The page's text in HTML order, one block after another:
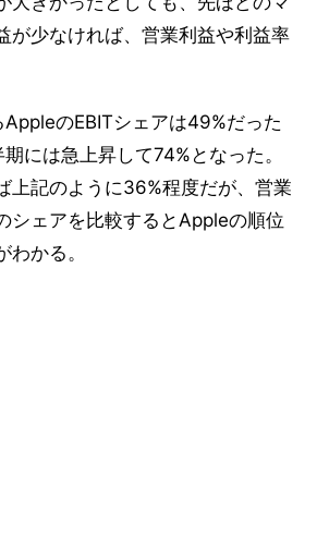
が少なければ、営業利益や利益率
のEBITシェアは49%だった
には急上昇して74%となった。
上記のように36%程度だが、営業
シェアを比較するとAppleの順位
かる。